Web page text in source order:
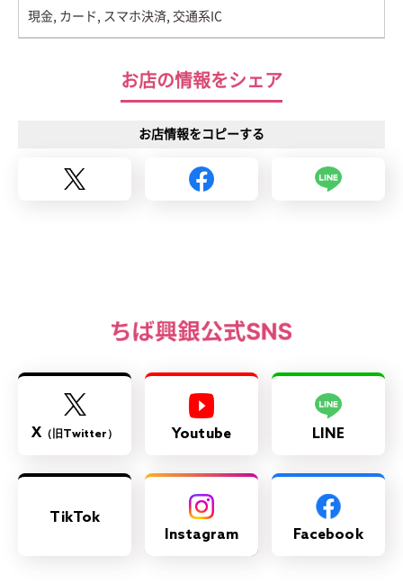
現金, カード, スマホ決済, 交通系IC
お店の情報をシェア
お店情報をコピーする
X（旧Twitter） Youtube LINE
TikTok
Instagram
Facebook